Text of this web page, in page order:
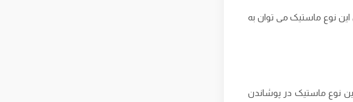
نوع ماستیک می ‌توان به
نوع ماستیک در پوشاندن